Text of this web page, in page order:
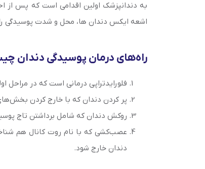
به دندانپزشک اولین اقدامی است که پس از
اشعه ایکس دندان ها، محل و شدت پوسیدگی را
راه‌های درمان پوسیدگی دندان
فلورایدتراپی درمانی است که در مراحل
پر کردن دندان که با خارج کردن
روکش دندان که شامل برداشتن تاج
عصب‌کشی که با نام روت کانال هم
دندان خارج شود.